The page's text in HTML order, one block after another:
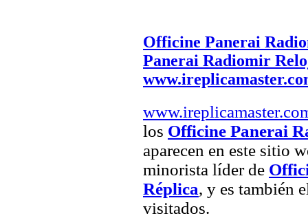
Officine Panerai
Panerai Radiomir
los Officine Panerai
aparecen en este sitio
minorista líder de
Réplica, y es también
visitados.